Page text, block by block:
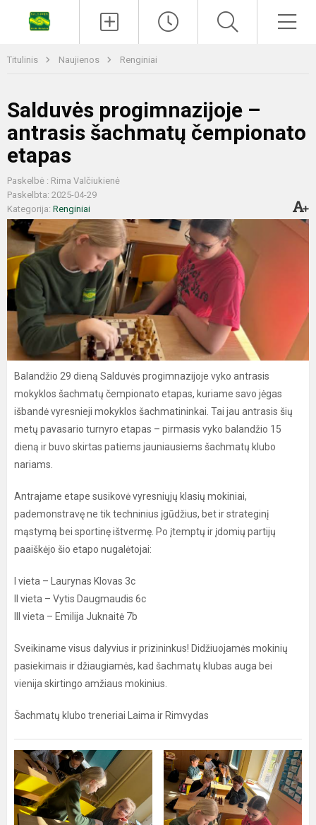
Titulinis Naujienos Renginiai
Salduvės progimnazijoje –
antrasis šachmatų čempionato
etapas
Paskelbė : Rima Valčiukienė
Paskelbta: 2025-04-29
Kategorija: Renginiai
Balandžio 29 dieną Salduvės progimnazijoje vyko antrasis
mokyklos šachmatų čempionato etapas, kuriame savo jėgas
išbandė vyresnieji mokyklos šachmatininkai. Tai jau antrasis šių
metų pavasario turnyro etapas – pirmasis vyko balandžio 15
dieną ir buvo skirtas patiems jauniausiems šachmatų klubo
nariams.
Antrajame etape susikovė vyresniųjų klasių mokiniai,
pademonstravę ne tik techninius įgūdžius, bet ir strateginį
mąstymą bei sportinę ištvermę. Po įtemptų ir įdomių partijų
paaiškėjo šio etapo nugalėtojai:
I vieta – Laurynas Klovas 3c
II vieta – Vytis Daugmaudis 6c
III vieta – Emilija Juknaitė 7b
Sveikiname visus dalyvius ir prizininkus! Didžiuojamės mokinių
pasiekimais ir džiaugiamės, kad šachmatų klubas auga bei
vienija skirtingo amžiaus mokinius.
Šachmatų klubo treneriai Laima ir Rimvydas